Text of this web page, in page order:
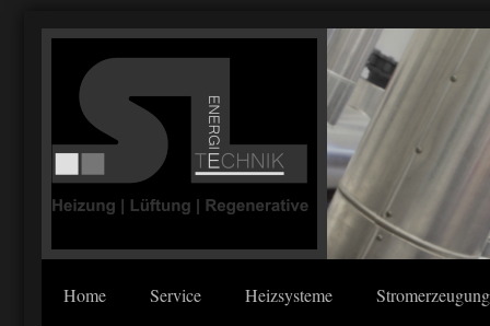
Home Service Heizsysteme Stromerzeugung